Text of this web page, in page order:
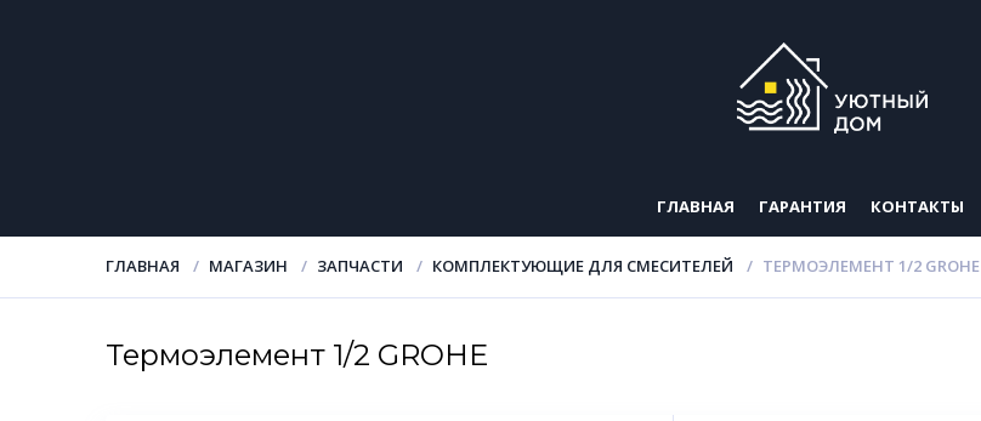
ГЛАВНАЯ ГАРАНТИЯ КОНТАКТЫ
ГЛАВНАЯ МАГАЗИН ЗАПЧАСТИ КОМПЛЕКТУЮЩИЕ ДЛЯ СМЕСИТЕЛЕЙ ТЕРМОЭЛЕМЕНТ 1/2 GROHE
Термоэлемент 1/2 GROHE